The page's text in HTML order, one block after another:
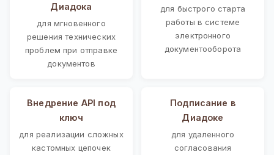
Диадока
для мгновенного
решения технических
проблем при отправке
документов
для быстрого старта
работы в системе
электронного
документооборота
Внедрение API под
ключ
для реализации сложных
кастомных цепочек
Подписание в
Диадоке
для удаленного
согласования